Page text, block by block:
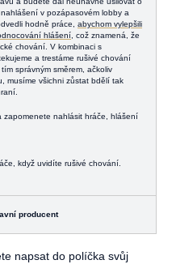
v pozápasovém lobby a
hodně práce, abychom vylepšili
hlášení , což znamená, že
chování. V kombinaci s
a trestáme rušivé chování
správným směrem, ačkoliv
musíme všichni zůstat bdělí tak
nahlásit hráče, hlášení
když uvidíte rušivé chování.
producent
napsat do políčka svůj